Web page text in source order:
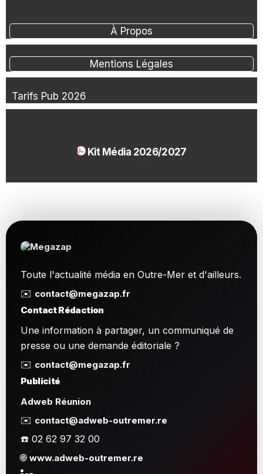
À Propos
Mentions Légales
Tarifs Pub 2026
Kit Média 2026/2027
Toute l'actualité média en Outre-Mer et d'ailleurs.
✉️ contact@megazap.fr
Contact Rédaction
Une information à partager, un communiqué de
presse ou une demande éditoriale ?
✉️ contact@megazap.fr
Publicité
Adweb Réunion
✉️ contact@adweb-outremer.re
☎️ 02 62 97 32 00
🌐www.adweb-outremer.re